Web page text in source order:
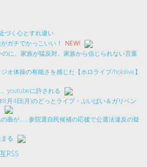
づく心とすれ違い
ガチでかっこいい！
NEW!
に、家族が猛反対。家族から信じられない言葉
オ体操の有能さを感じた【ホロライブ/hololive】
、youtubeに許される
8月4日(月)のどっとライブ・ぶいぱい＆ガリベン
の曲が……参院選自民候補の応援で公選法違反の疑
る
RSS